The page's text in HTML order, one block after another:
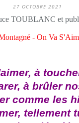
27 OCTOBRE 2021
TOUBLANC et
à
à brûler
comme les
tellement